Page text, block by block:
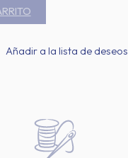
Añadir a la lista de deseos